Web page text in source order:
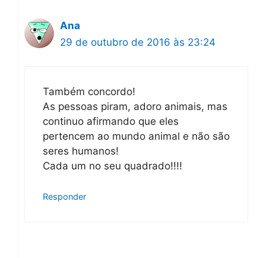
Ana
29 de outubro de 2016 às 23:24
Também concordo!
As pessoas piram, adoro animais, mas
continuo afirmando que eles
pertencem ao mundo animal e não são
seres humanos!
Cada um no seu quadrado!!!!
Responder